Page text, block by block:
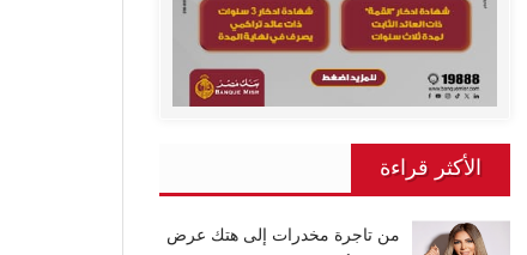
الأكثر قراءة
من تاجرة مخدرات إلى هتك عرض